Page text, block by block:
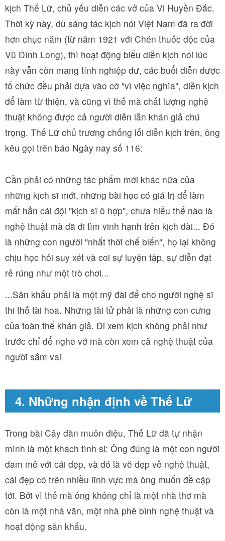
kịch Thế Lữ, chủ yếu diễn các vở của Vi Huyền Đắc.
Thời kỳ này, dù sáng tác kịch nói Việt Nam đã ra đời
hơn chục năm (từ năm 1921 với Chén thuốc độc của
Vũ Đình Long), thì hoạt động biểu diễn kịch nói lúc
này vẫn còn mang tính nghiệp dư, các buổi diễn được
tổ chức đều phải dựa vào cớ "vì việc nghĩa", diễn kịch
để làm từ thiện, và cũng vì thế mà chất lượng nghệ
thuật không được cả người diễn lẫn khán giả chú
trọng. Thế Lữ chủ trương chống lối diễn kịch trên, ông
kêu gọi trên báo Ngày nay số 116:
Cần phải có những tác phẩm mới khác nữa của
những kịch sĩ mới, những bài học có giá trị để làm
mất hẳn cái đội "kịch sĩ ô hợp", chưa hiểu thế nào là
nghệ thuật mà đã đi tìm vinh hạnh trên kịch đài... Đó
là những con người "nhất thời chế biến", họ lại không
chịu học hỏi suy xét và coi sự luyện tập, sự diễn đạt
rẻ rúng như một trò chơi...
...Sân khấu phải là một mỹ đài để cho người nghệ sĩ
thi thố tài hoa. Những tài tử phải là những con cưng
của toàn thể khán giả. Đi xem kịch không phải như
trước chỉ để nghe vở mà còn xem cả nghệ thuật của
người sắm vai
4. Những nhận định về Thế Lữ
Trong bài Cây đàn muôn điệu, Thế Lữ đã tự nhận
mình là một khách tình si: Ông đúng là một con người
đam mê với cái đẹp, và đó là vẻ đẹp về nghệ thuật,
cái đẹp có trên nhiều lĩnh vực mà ông muốn đề cập
tới. Bởi vì thế mà ông không chỉ là một nhà thơ mà
còn là một nhà văn, một nhà phê bình nghệ thuật và
hoạt động sân khấu.